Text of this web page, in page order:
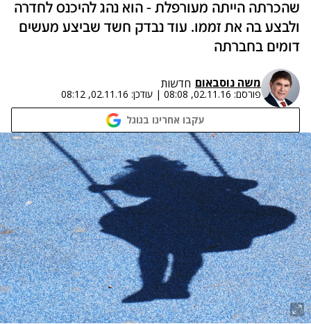
שהכרתה הייתה מעורפלת - הוא נהג להיכנס לחדרה
ולבצע בה את זממו. עוד נבדק חשד שביצע מעשים
דומים בחברתה
משה נוסבאום חדשות
פורסם: 02.11.16, 08:08
| עודכן: 02.11.16, 08:12
עקבו אחרינו בגוגל